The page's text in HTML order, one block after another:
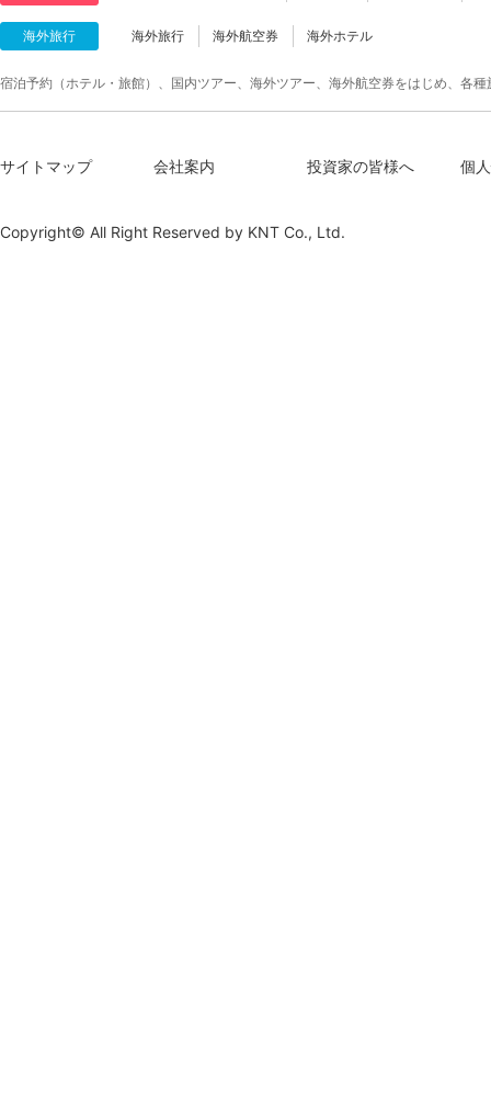
海外旅行 海外旅行 海外航空券 海外ホテル
宿泊予約（ホテル・旅館）、国内ツアー、海外ツアー、海外航空券をはじめ、各
サイトマップ 会社案内 投資家の皆様へ 個
Copyright© All Right Reserved by KNT Co., Ltd.